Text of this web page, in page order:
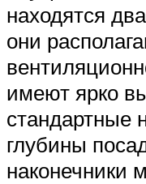
находятся
они
имеют ярко
стандартные
глубины
наконечники